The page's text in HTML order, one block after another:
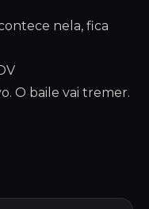
nela, fica
O baile vai tremer.